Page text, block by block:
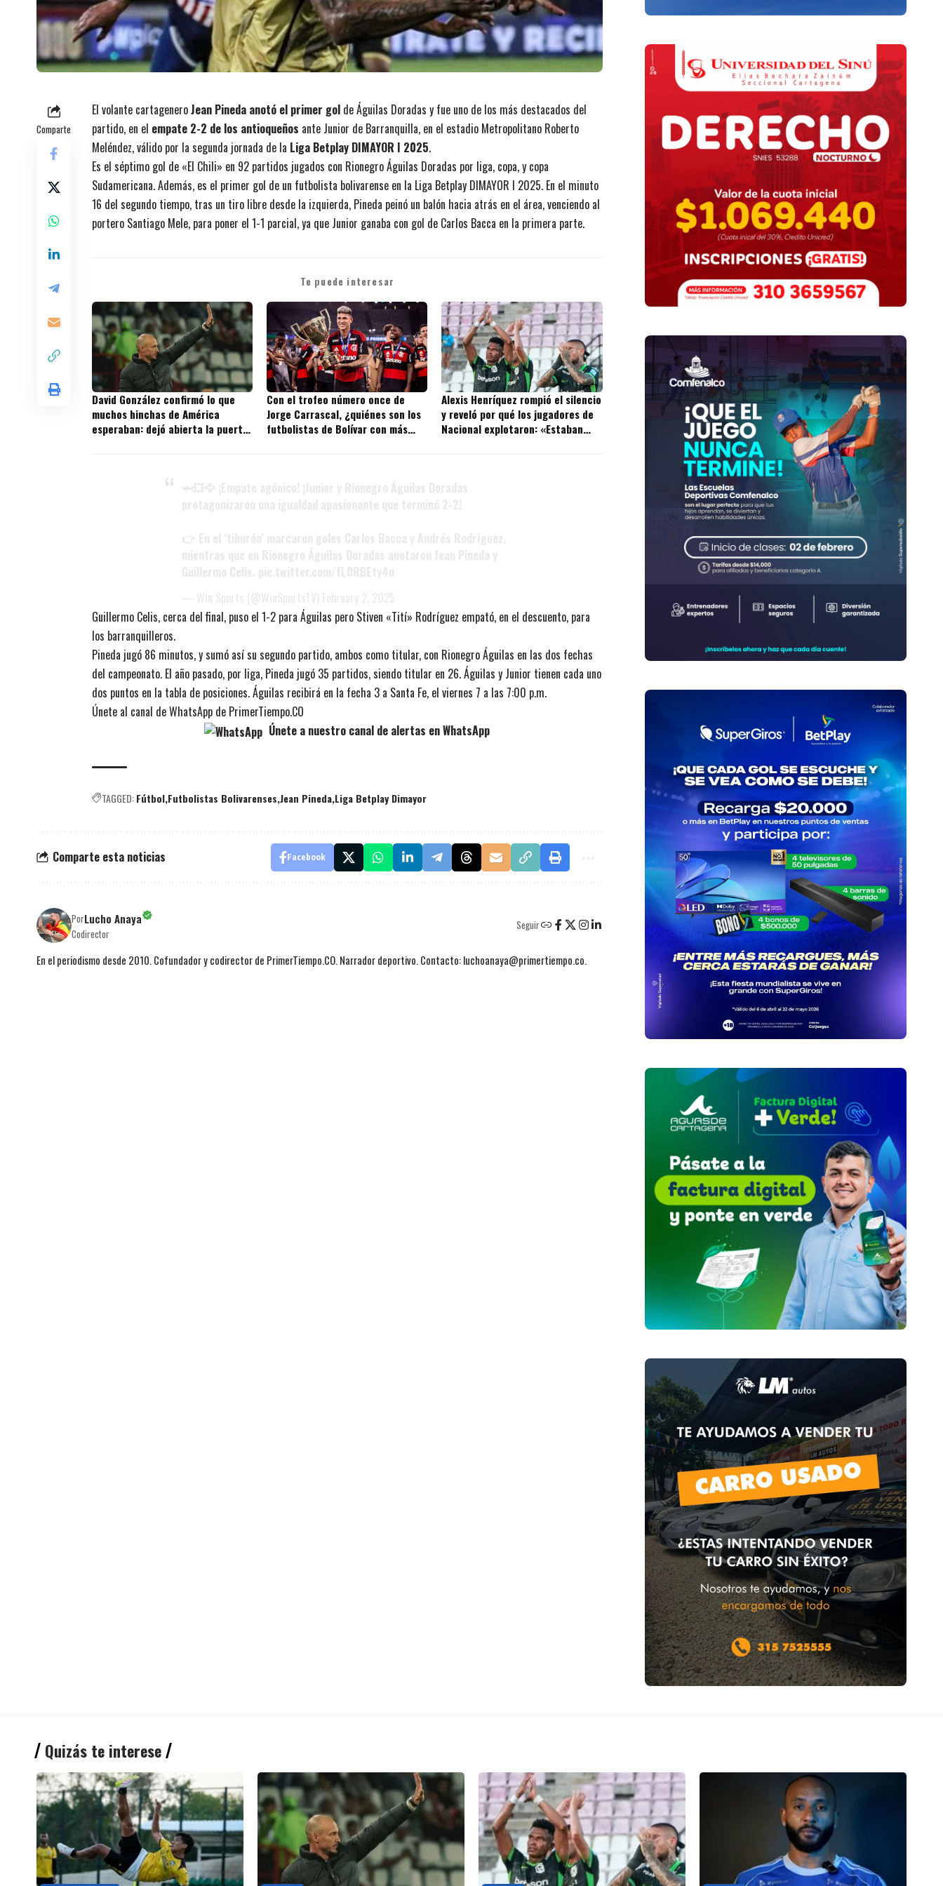
Comparte
El volante cartageneroJean Pineda anotó el primer gol de Águilas Doradas y fue uno de los más destacados del
partido, en el empate 2-2 de los antioqueños ante Junior de Barranquilla, en el estadio Metropolitano Roberto
Meléndez, válido por la segunda jornada de la Liga Betplay DIMAYOR I 2025.
Es el séptimo gol de «El Chili» en 92 partidos jugados con Rionegro Águilas Doradas por liga, copa, y copa
Sudamericana. Además, es el primer gol de un futbolista bolivarense en la Liga Betplay DIMAYOR I 2025. En el minuto
16 del segundo tiempo, tras un tiro libre desde la izquierda, Pineda peinó un balón hacia atrás en el área, venciendo al
portero Santiago Mele, para poner el 1-1 parcial, ya que Junior ganaba con gol de Carlos Bacca en la primera parte.
Te puede interesar
David González confirmó lo que
muchos hinchas de América
esperaban: dejó abierta la puerta
Con el trofeo número once de
Jorge Carrascal, ¿quiénes son los
futbolistas de Bolívar con más
Alexis Henríquez rompió el silencio
y reveló por qué los jugadores de
Nacional explotaron: «Estaban
Guillermo Celis, cerca del final, puso el 1-2 para Águilas pero Stiven «Tití» Rodríguez empató, en el descuento, para
los barranquilleros.
Pineda jugó 86 minutos, y sumó así su segundo partido, ambos como titular, con Rionegro Águilas en las dos fechas
del campeonato. El año pasado, por liga, Pineda jugó 35 partidos, siendo titular en 26. Águilas y Junior tienen cada uno
dos puntos en la tabla de posiciones. Águilas recibirá en la fecha 3 a Santa Fe, el viernes 7 a las 7:00 p.m.
Únete al canal de WhatsApp de PrimerTiempo.CO
Únete a nuestro canal de alertas en WhatsApp
TAGGED:Fútbol Futbolistas Bolivarenses Jean Pineda Liga Betplay Dimayor
Comparte esta noticias Facebook
PorLucho Anaya
Codirector
Seguir
En el periodismo desde 2010. Cofundador y codirector de PrimerTiempo.CO. Narrador deportivo. Contacto: luchoanaya@primertiempo.co.
Quizás te interese